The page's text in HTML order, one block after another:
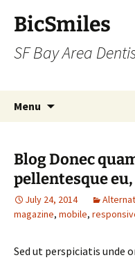
BicSmiles
SF Bay Area
Menu
Blog Donec
pellentesque
July 24, 2014
magazine, mobile,
Sed ut perspiciatis unde